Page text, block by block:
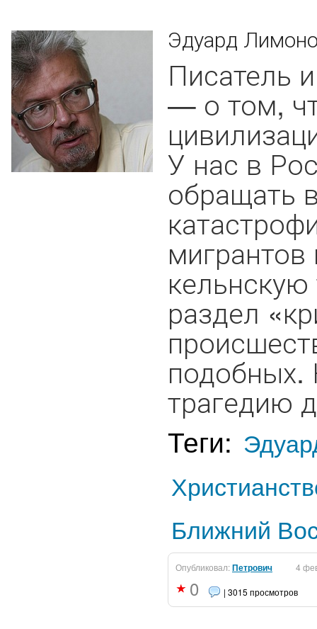
Эдуард
Писатель
— о том,
У нас в
обращать
раздел
подобных.
трагедию
Теги:
Ближний
Опубликовал:Петрович 4
0 | 3015 просмотров